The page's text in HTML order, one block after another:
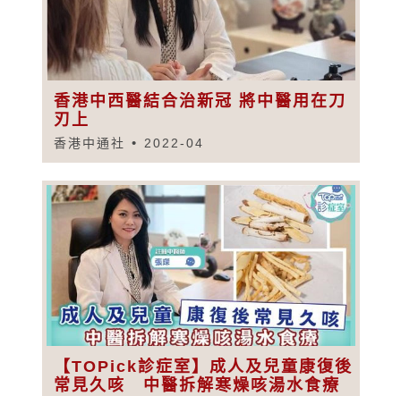
香港中西醫結合治新冠 將中醫用在刀
刃上
香港中通社 2022-04
【TOPick診症室】成人及兒童康復後
常見久咳 中醫拆解寒燥咳湯水食療